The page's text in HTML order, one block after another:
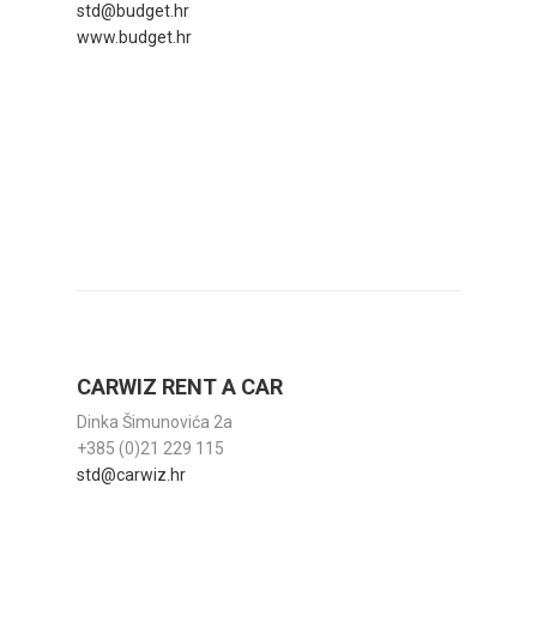
std@budget.hr
www.budget.hr
CARWIZ RENT A CAR
Dinka Šimunovića 2a
+385 (0)21 229 115
std@carwiz.hr